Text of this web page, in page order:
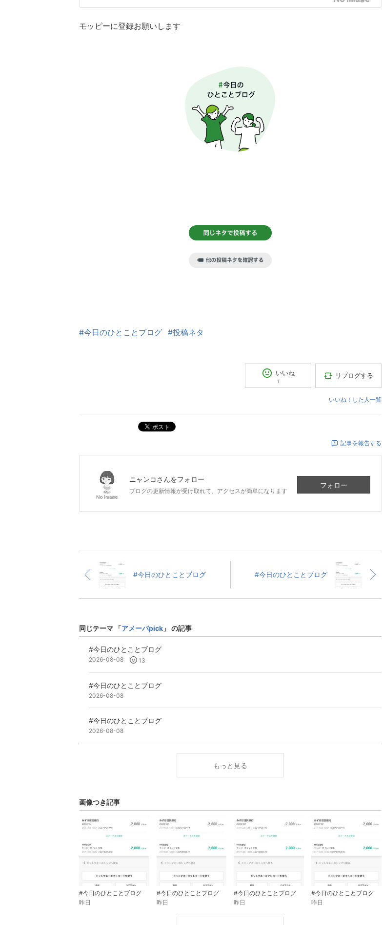
モッピーに登録お願いします
#今日のひとことブログ #投稿ネタ
いいね
1
リブログする
いいね！した人一覧
ポスト
記事を報告する
ニャンコさんをフォロー
ブログの更新情報が受け取れて、アクセスが簡単になります
フォロー
#今日のひとことブログ #今日のひとことブログ
同じテーマ 「アメーバpick 」 の記事
#今日のひとことブログ
2026-08-08 13
#今日のひとことブログ
2026-08-08
#今日のひとことブログ
2026-08-08
もっと見る
画像つき記事
#今日のひとことブログ
昨日
#今日のひとことブログ
昨日
#今日のひとことブログ
昨日
#今日のひとことブログ
昨日